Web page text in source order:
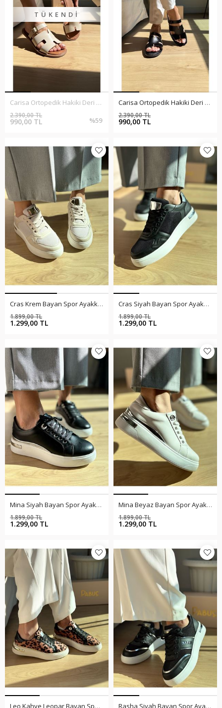
TÜKENDI
Carisa Ortopedik Hakiki Deri Krem Terlik
990,00 TL
2.390,00 TL
%59
Carisa Ortopedik Hakiki Deri Siyah Terlik
990,00 TL
2.390,00 TL
Cras Krem Bayan Spor Ayakkabı
1.299,00 TL
1.899,00 TL
Cras Siyah Bayan Spor Ayakkabı
1.299,00 TL
1.899,00 TL
Mina Siyah Bayan Spor Ayakkabı
1.299,00 TL
1.899,00 TL
Mina Beyaz Bayan Spor Ayakkabı
1.299,00 TL
1.899,00 TL
Leo Kahve Leopar Bayan Spor Ayakkabı Rasha Siyah Bayan Spor Ayakkabı